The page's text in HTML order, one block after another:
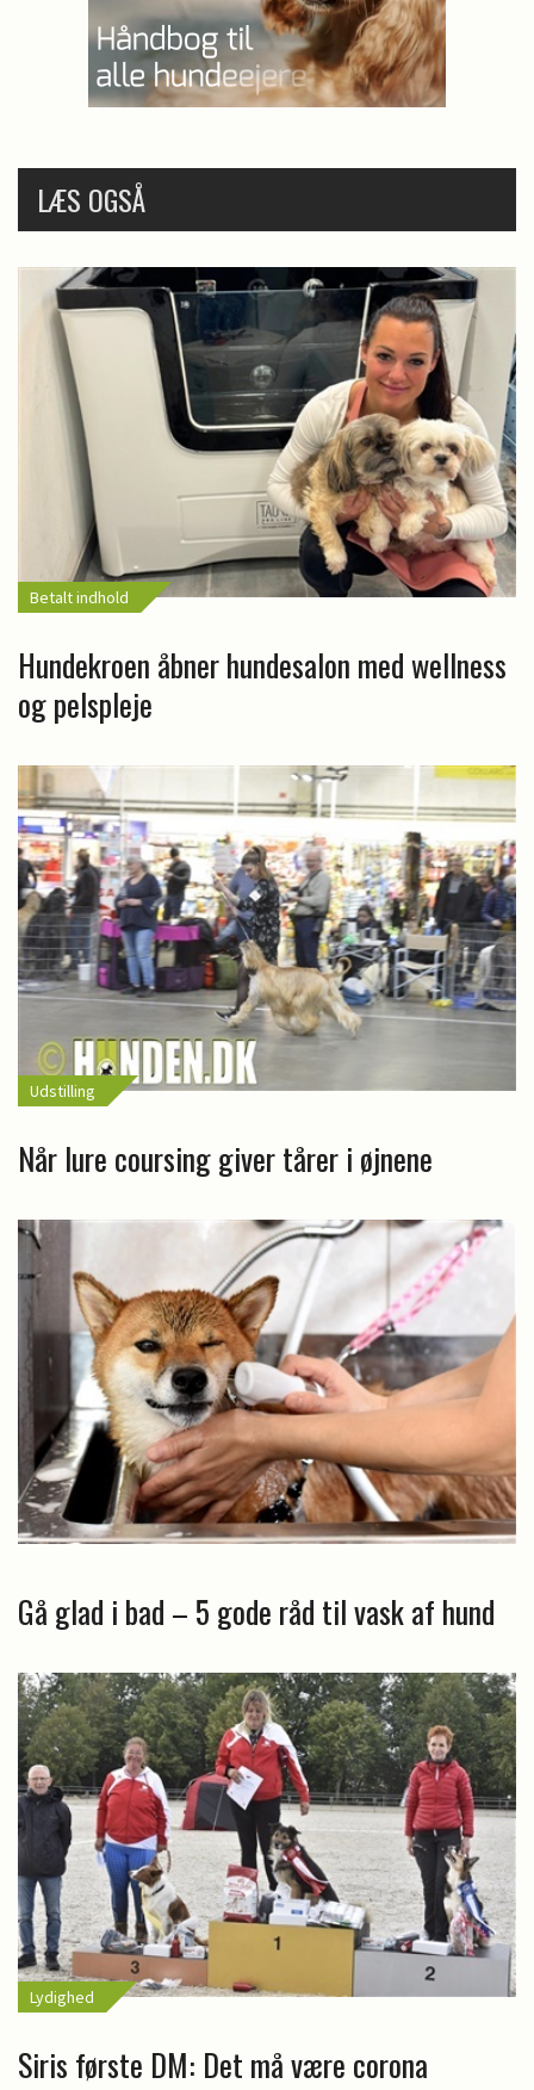
LÆS OGSÅ
Betalt indhold
Hundekroen åbner hundesalon med wellness
og pelspleje
Udstilling
Når lure coursing giver tårer i øjnene
Gå glad i bad – 5 gode råd til vask af hund
Lydighed
Siris første DM: Det må være corona